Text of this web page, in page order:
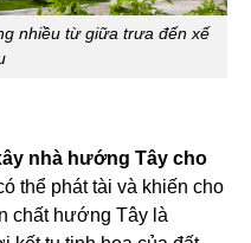
nhiều từ giữa trưa đến xế
nhà hướng Tây cho
thể phát tài và khiến cho
chất hướng Tây là